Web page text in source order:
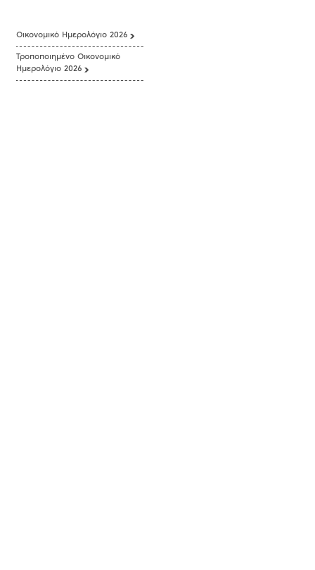
Οικονομικό Ημερολόγιο 2026
Τροποποιημένο Οικονομικό
Ημερολόγιο 2026